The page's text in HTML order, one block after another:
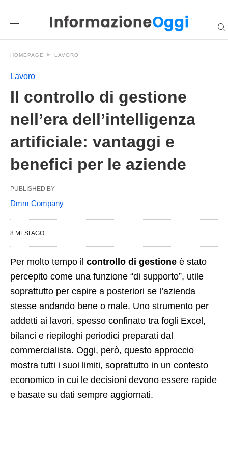
informazioneoggi
/2025/12/18/il-
di-
nellera-
artificiale-
benefici-
aziende/amp/
HOMEPAGE LAVORO
Lavoro
Il controllo di gestione
nell’era dell’intelligenza
artificiale: vantaggi e
benefici per le aziende
PUBLISHED BY
Dmm Company
8 MESI AGO
Per molto tempo il controllo di gestione è stato
percepito come una funzione “di supporto”, utile
soprattutto per capire a posteriori se l’azienda
stesse andando bene o male. Uno strumento per
addetti ai lavori, spesso confinato tra fogli Excel,
bilanci e riepiloghi periodici preparati dal
commercialista. Oggi, però, questo approccio
mostra tutti i suoi limiti, soprattutto in un contesto
economico in cui le decisioni devono essere rapide
e basate su dati sempre aggiornati.